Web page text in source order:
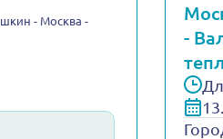
- Москва -
-